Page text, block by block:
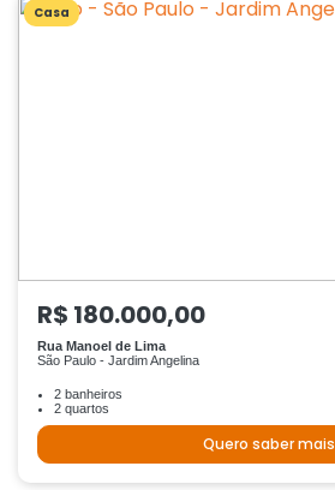
Casa
R$ 180.000,00
Rua Manoel de Lima
São Paulo - Jardim Angelina
2 banheiros
2 quartos
Quero saber mais